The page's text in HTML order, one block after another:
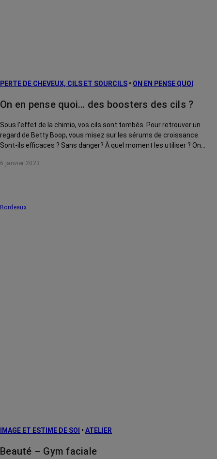
PERTE DE CHEVEUX, CILS ET SOURCILS • ON EN PENSE QUOI
On en pense quoi… des boosters des cils ?
Sous l’effet de la chimio, vos cils sont tombés. Pour retrouver un
regard de Betty Boop, vous misez sur les sérums de croissance.
Sont-ils efficaces ? Sans danger? À quel moment les utiliser ? On
6 janvier 2023
Bordeaux
IMAGE ET ESTIME DE SOI • ATELIER
Beauté – Gym faciale